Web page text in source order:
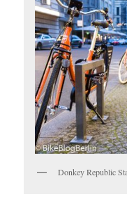
Donkey Republic